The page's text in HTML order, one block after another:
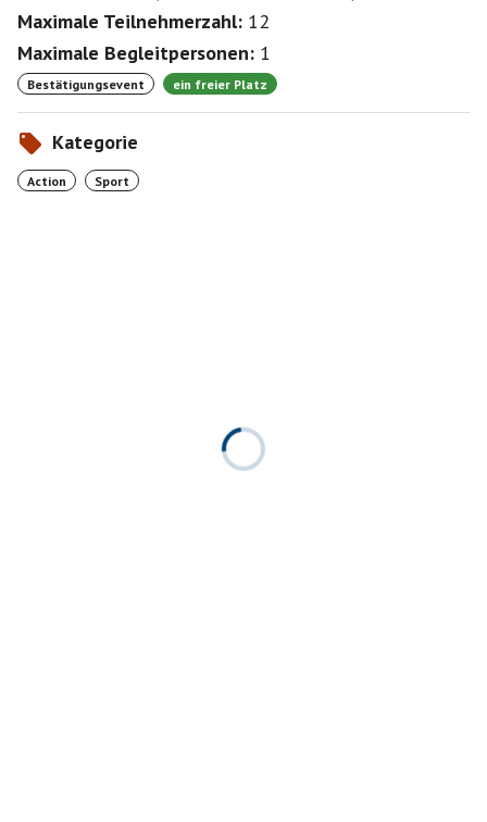
Maximale Teilnehmerzahl: 12
Maximale Begleitpersonen: 1
Bestätigungsevent ein freier Platz
Kategorie
Action Sport